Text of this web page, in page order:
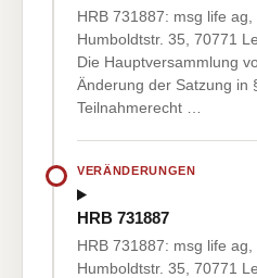
HRB 731887: msg life
Humboldtstr. 35, 70771
Die Hauptversammlung
Änderung der Satzung in
Teilnahmerecht …
VERÄNDERUNGEN
HRB 731887
HRB 731887: msg life
Humboldtstr. 35, 70771